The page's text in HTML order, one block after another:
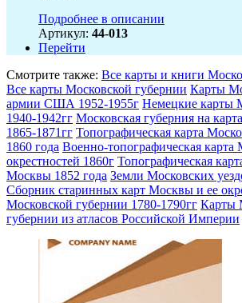
Подробнее в описании
Артикул: 44-013
Перейти
Смотрите также: Все карты и книги
Все карты Московской губернии Карты
армии США 1952-1955г Немецкие карты
1940-1942гг Московская губерния на
1865-1871гг Топографическая карта
1860 года Военно-топографическая
окрестностей 1860г Топографическая
Москвы 1852 года Земли Московских
Сборник старинных карт Москвы и ее
Московской губернии 1780-1790гг Карты
губернии из атласов Российской Империи